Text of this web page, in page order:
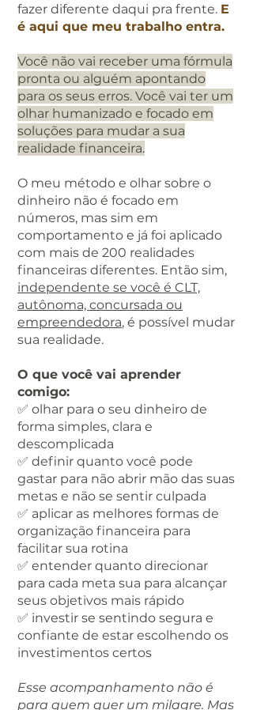
fazer diferente daqui pra frente. E
é aqui que meu trabalho entra.
Você não vai receber uma fórmula
pronta ou alguém apontando
para os seus erros. Você vai ter um
olhar humanizado e focado em
soluções para mudar a sua
realidade financeira.
O meu método e olhar sobre o
dinheiro não é focado em
números, mas sim em
comportamento e já foi aplicado
com mais de 200 realidades
financeiras diferentes. Então sim,
independente se você é CLT,
autônoma, concursada ou
empreendedora, é possível mudar
sua realidade.
O que você vai aprender
comigo:
✅ olhar para o seu dinheiro de
forma simples, clara e
descomplicada
✅ definir quanto você pode
gastar para não abrir mão das suas
metas e não se sentir culpada
✅ aplicar as melhores formas de
organização financeira para
facilitar sua rotina
✅ entender quanto direcionar
para cada meta sua para alcançar
seus objetivos mais rápido
✅ investir se sentindo segura e
confiante de estar escolhendo os
investimentos certos
Esse acompanhamento não é
para quem quer um milagre. Mas